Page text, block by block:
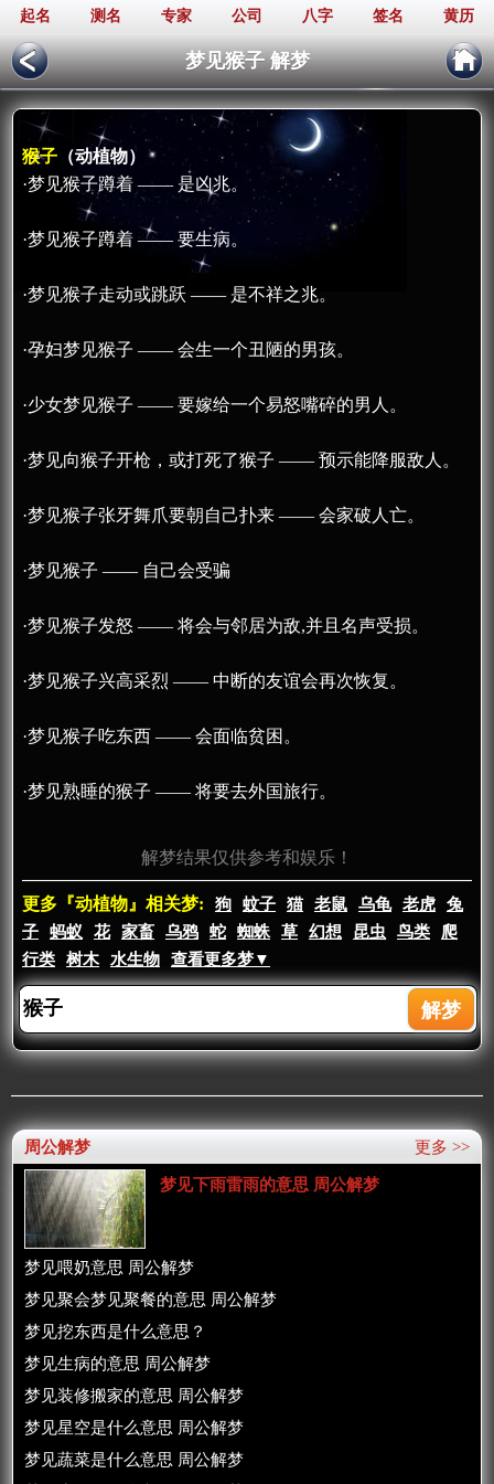
起名 测名 专家 公司 八字 签名 黄历
梦见猴子 解梦
猴子 （动植物）
·梦见猴子蹲着 —— 是凶兆。
·梦见猴子蹲着 —— 要生病。
·梦见猴子走动或跳跃 —— 是不祥之兆。
·孕妇梦见猴子 —— 会生一个丑陋的男孩。
·少女梦见猴子 —— 要嫁给一个易怒嘴碎的男人。
·梦见向猴子开枪，或打死了猴子 —— 预示能降服敌人。
·梦见猴子张牙舞爪要朝自己扑来 —— 会家破人亡。
·梦见猴子 —— 自己会受骗
·梦见猴子发怒 —— 将会与邻居为敌,并且名声受损。
·梦见猴子兴高采烈 —— 中断的友谊会再次恢复。
·梦见猴子吃东西 —— 会面临贫困。
·梦见熟睡的猴子 —— 将要去外国旅行。
解梦结果仅供参考和娱乐！
更多『动植物』相关梦: 狗 蚊子 猫 老鼠 乌龟 老虎
兔
子
蚂蚁 花 家畜 乌鸦 蛇 蜘蛛 草 幻想 昆虫 鸟类
爬
行类
树木 水生物 查看更多梦▼
更多 >>
周公解梦
梦见下雨雷雨的意思 周公解梦
梦见喂奶意思 周公解梦
梦见聚会梦见聚餐的意思 周公解梦
梦见挖东西是什么意思？
梦见生病的意思 周公解梦
梦见装修搬家的意思 周公解梦
梦见星空是什么意思 周公解梦
梦见蔬菜是什么意思 周公解梦